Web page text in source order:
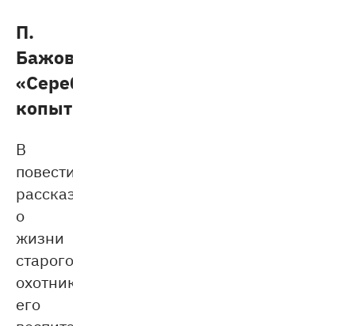
П.
Бажов
«Серебряное
копытце»
В
повести
рассказывается
о
жизни
старого
охотника,
его